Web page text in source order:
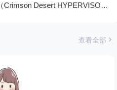
红色沙漠-虚拟机版（Crimson Desert HYPERVISOR）免安装中文版
查看全部